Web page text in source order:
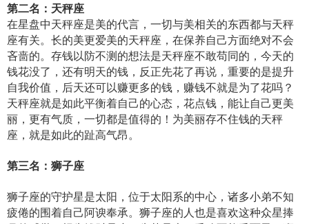
第二名：天秤座
在星盘中天秤座是美的代言，一切与美相关的东西都与天秤
座有关。长的美更爱美的天秤座，在保养自己方面绝对不会
吝啬的。存钱以防不测的想法是天秤座不敢苟同的，今天的
钱花没了，还有明天的钱，反正先花了再说，重要的是提升
自我价值，后天还可以赚更多的钱，赚钱不就是为了花吗？
天秤座就是如此平衡着自己的心态，花点钱，能让自己更美
丽，更有气质，一切都是值得的！为美丽存不住钱的天秤
座，就是如此的趾高气昂。
第三名：狮子座
狮子座的守护星是太阳，位于太阳系的中心，诸多小弟不知
疲倦的围着自己阿谀奉承。狮子座的人也是喜欢这种众星捧